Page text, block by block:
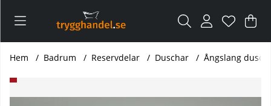
.
Hem Badrum Reservdelar Duschar Ångslang
Produktbilder Ångslang duschkabin